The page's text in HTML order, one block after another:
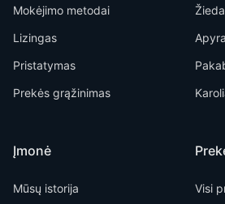
Mokėjimo metodai
Lizingas
Pristatymas
Prekės grąžinimas
Įmonė
Mūsų istorija
Visi